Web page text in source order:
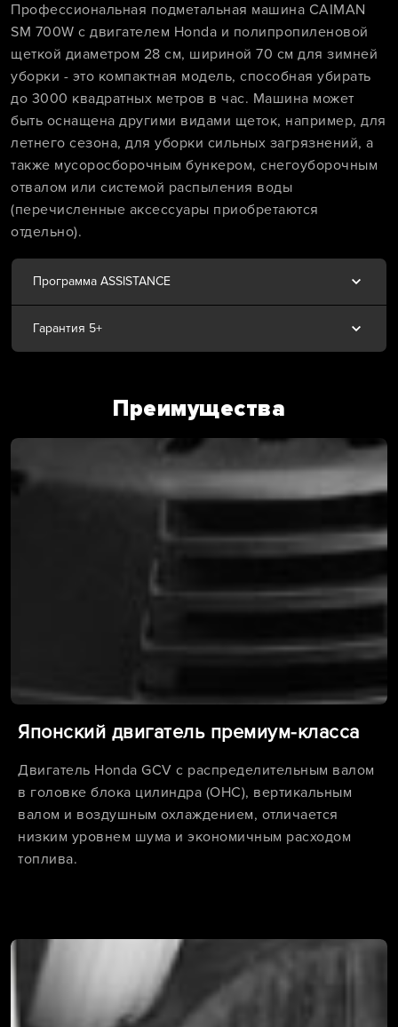
Профессиональная подметальная машина CAIMAN
SM 700W с двигателем Honda и полипропиленовой
щеткой диаметром 28 см, шириной 70 см для зимней
уборки - это компактная модель, способная убирать
до 3000 квадратных метров в час. Машина может
быть оснащена другими видами щеток, например, для
летнего сезона, для уборки сильных загрязнений, а
также мусоросборочным бункером, снегоуборочным
отвалом или системой распыления воды
(перечисленные аксессуары приобретаются
отдельно).
Программа ASSISTANCE
Гарантия 5+
Преимущества
Японский двигатель премиум-класса
Двигатель Honda GСV с распределительным валом
в головке блока цилиндра (OHC), вертикальным
валом и воздушным охлаждением, отличается
низким уровнем шума и экономичным расходом
топлива.